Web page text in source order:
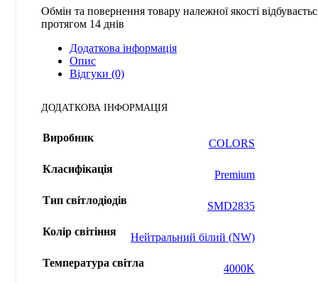
Обмін та повернення товару належної якості
протягом 14 днів
Додаткова інформація
Опис
Відгуки (0)
ДОДАТКОВА ІНФОРМАЦІЯ
Виробник COLORS
Класифікація Premium
Тип світлодіодів SMD2835
Колір світіння Нейтральний білий (NW)
Температура світла 4000K